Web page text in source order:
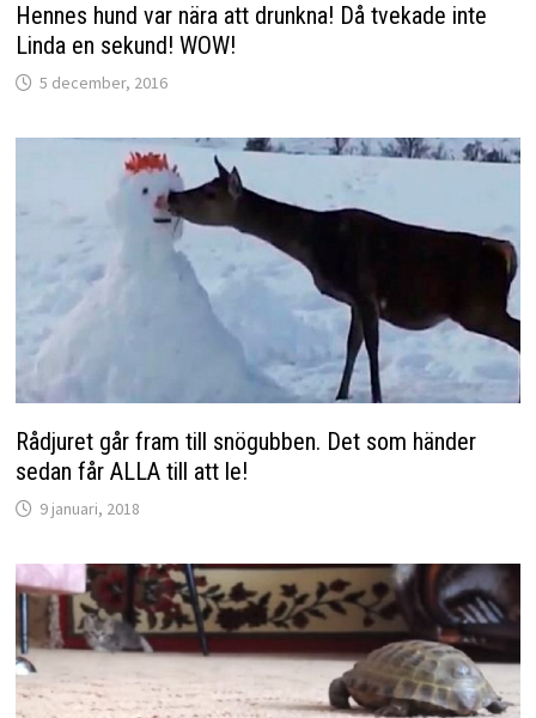
Hennes hund var nära att drunkna! Då tvekade inte
Linda en sekund! WOW!
5 december, 2016
Rådjuret går fram till snögubben. Det som händer
sedan får ALLA till att le!
9 januari, 2018